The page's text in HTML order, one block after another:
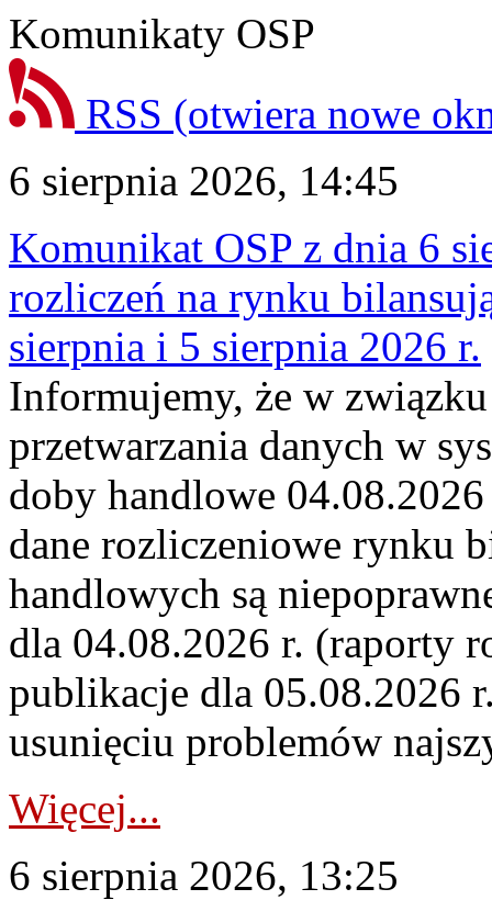
Komunikaty OSP
RSS (otwiera nowe
6 sierpnia 2026, 14:45
Komunikat OSP z dnia 6
rozliczeń na rynku
sierpnia i 5 sierpnia 2026 r.
Informujemy, że w
przetwarzania danych w
doby handlowe
dane rozliczeniowe rynku
handlowych są
dla 04.08.2026 r. (raporty
publikacje dla 05.08.2026
usunięciu problemów
Więcej...
6 sierpnia 2026, 13:25